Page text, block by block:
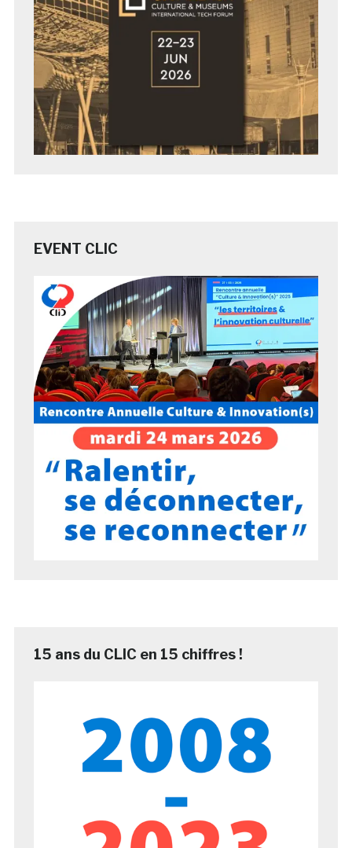
EVENT CLIC
15 ans du CLIC en 15 chiffres !